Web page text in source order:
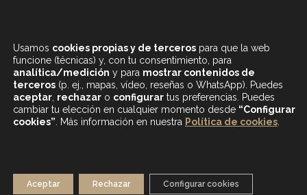
AVISO LEGAL
Usamos cookies propias y de terceros para que la web
funcione (técnicas) y, con tu consentimiento, para
analítica/medición y para mostrar contenidos de
terceros (p. ej., mapas, vídeo, reseñas o WhatsApp). Puedes
aceptar rechazar o configurar tus preferencias. Puedes
cambiar tu elección en cualquier momento desde “Configurar
cookies” . Más información en nuestra Política de cookies
Aceptar Rechazar Configurar cookies